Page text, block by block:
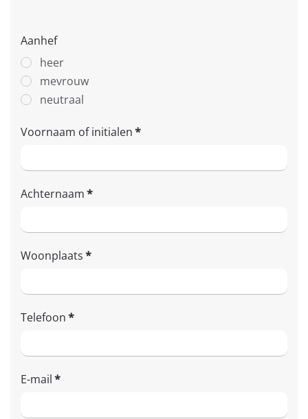
Aanhef
heer
mevrouw
neutraal
Voornaam of initialen*
Achternaam*
Woonplaats*
Telefoon*
E-mail*